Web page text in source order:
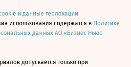
и данные геолокации
использования содержатся в Политике
данных АО «Бизнес Ньюс
допускается только при